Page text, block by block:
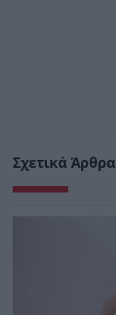
Σχετικά Άρθρα